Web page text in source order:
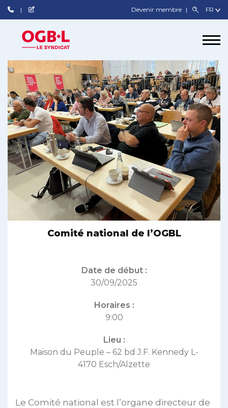
Devenir membre
Comité national de l’OGBL
Date de début :
30/09/2025
Horaires :
9:00
Lieu :
Maison du Peuple – 62 bd J.F. Kennedy L-
4170 Esch/Alzette
Le Comité national est l’organe directeur de